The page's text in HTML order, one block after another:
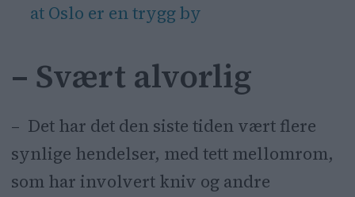
at Oslo er en trygg by
– Svært alvorlig
– Det har det den siste tiden vært flere
synlige hendelser, med tett mellomrom,
som har involvert kniv og andre